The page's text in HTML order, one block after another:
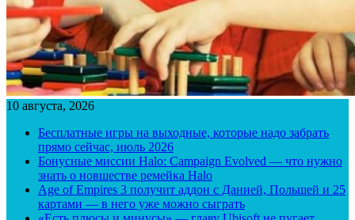
10 августа, 2026
Бесплатные игры на выходные, которые надо забрать
прямо сейчас, июль 2026
Бонусные миссии Halo: Campaign Evolved — что нужно
знать о новшестве ремейка Halo
Age of Empires 3 получит аддон с Данией, Польшей и 25
картами — в него уже можно сыграть